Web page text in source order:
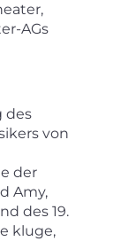
AGs
des
von
der
Amy,
des 19.
kluge,